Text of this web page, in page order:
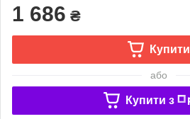
1 686 ₴
Купити
або
Купити з